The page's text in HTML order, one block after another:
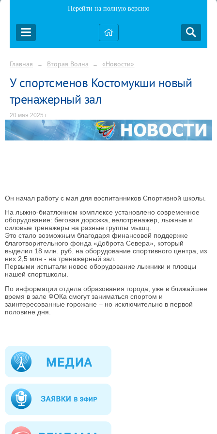
Перейти на полную версию
Главная → Вторая Волна → «Новости»
У спортсменов Костомукши новый
тренажерный зал
20 мая 2025 г.
Он начал работу с мая для воспитанников Спортивной школы.
На лыжно-биатлонном комплексе установлено современное
оборудование: беговая дорожка, велотренажер, лыжные и
силовые тренажеры на разные группы мышц.
Это стало возможным благодаря финансовой поддержке
благотворительного фонда «Доброта Севера», который
выделил 18 млн. руб. на оборудование спортивного центра, из
них 2,5 млн - на тренажерный зал.
Первыми испытали новое оборудование лыжники и пловцы
нашей спортшколы.
По информации отдела образования города, уже в ближайшее
время в зале ФОКа смогут заниматься спортом и
заинтересованные горожане – но исключительно в первой
половине дня.